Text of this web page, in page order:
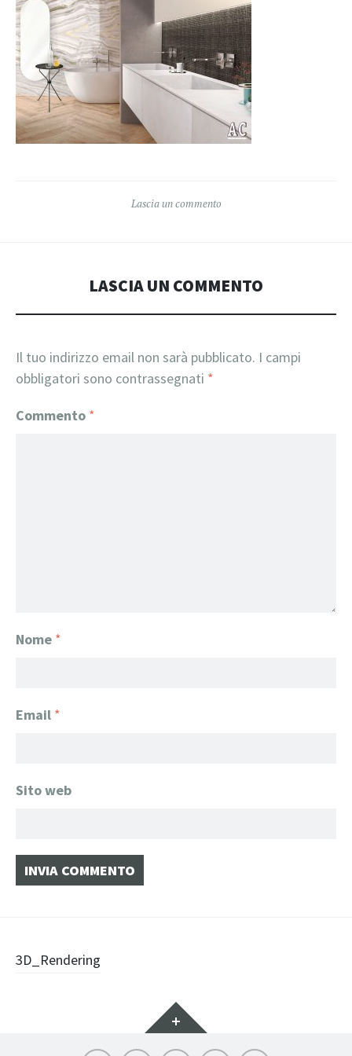
Lascia un commento
LASCIA UN COMMENTO
Il tuo indirizzo email non sarà pubblicato. I campi
obbligatori sono contrassegnati *
Commento *
Nome *
Email *
Sito web
Navigazione
3D_Rendering
Widget